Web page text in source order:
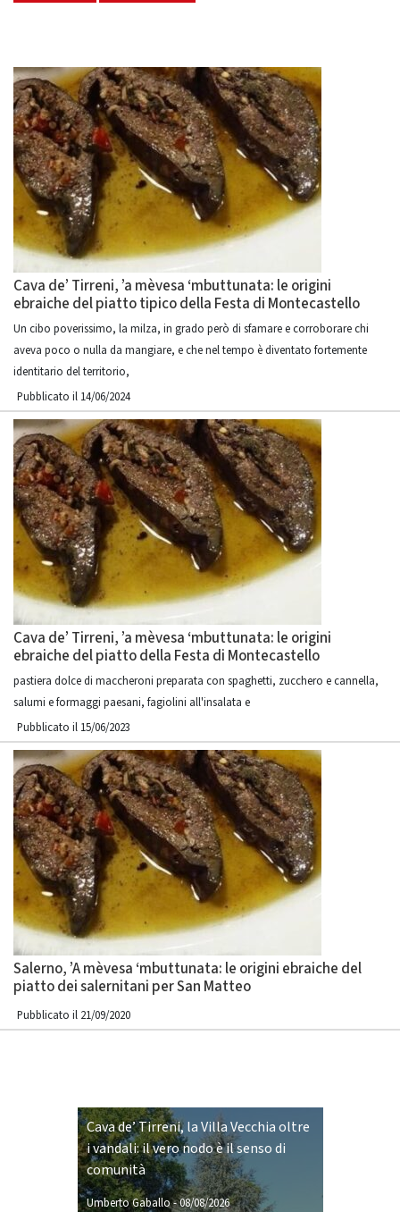
Cava de’ Tirreni, ’a mèvesa ‘mbuttunata: le origini
ebraiche del piatto tipico della Festa di Montecastello
Un cibo poverissimo, la milza, in grado però di sfamare e corroborare chi
aveva poco o nulla da mangiare, e che nel tempo è diventato fortemente
identitario del territorio,
Pubblicato il 14/06/2024
Cava de’ Tirreni, ’a mèvesa ‘mbuttunata: le origini
ebraiche del piatto della Festa di Montecastello
pastiera dolce di maccheroni preparata con spaghetti, zucchero e cannella,
salumi e formaggi paesani, fagiolini all'insalata e
Pubblicato il 15/06/2023
Salerno, ’A mèvesa ‘mbuttunata: le origini ebraiche del
piatto dei salernitani per San Matteo
Pubblicato il 21/09/2020
Cava de’ Tirreni, la Villa Vecchia oltre
i vandali: il vero nodo è il senso di
comunità
Umberto Gaballo-08/08/2026